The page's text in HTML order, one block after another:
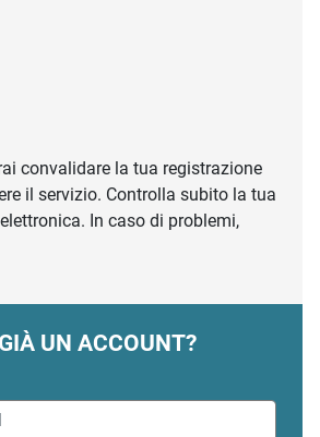
convalidare la tua registrazione
il servizio. Controlla subito la tua
In caso di problemi,
UN ACCOUNT?